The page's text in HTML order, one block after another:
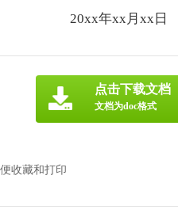
20xx年xx月xx日
收藏和打印
点击下载文档
文档为doc格式